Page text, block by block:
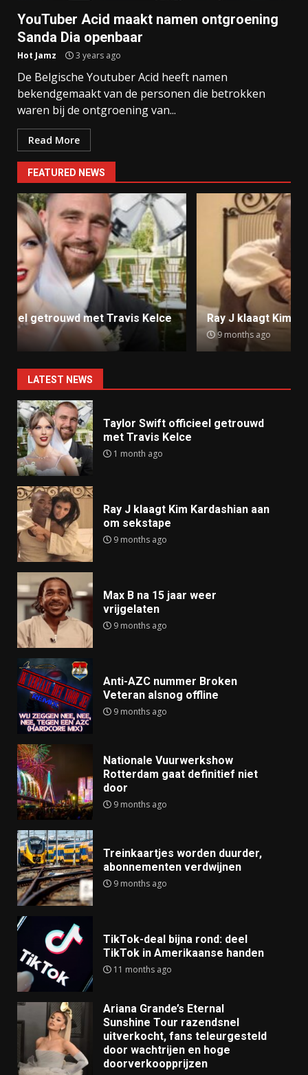
YouTuber Acid maakt namen ontgroening
Sanda Dia openbaar
Hot Jamz 3 years ago
De Belgische Youtuber Acid heeft namen
bekendgemaakt van de personen die betrokken
waren bij de ontgroening van...
Read More
FEATURED NEWS
Ray J klaagt Kim Kardashian aan om sekstape
9 months ago
LATEST NEWS
Taylor Swift officieel getrouwd
met Travis Kelce
1 month ago
Ray J klaagt Kim Kardashian aan
om sekstape
9 months ago
Max B na 15 jaar weer
vrijgelaten
9 months ago
Anti-AZC nummer Broken
Veteran alsnog offline
9 months ago
Nationale Vuurwerkshow
Rotterdam gaat definitief niet
door
9 months ago
Treinkaartjes worden duurder,
abonnementen verdwijnen
9 months ago
TikTok-deal bijna rond: deel
TikTok in Amerikaanse handen
11 months ago
Ariana Grande’s Eternal
Sunshine Tour razendsnel
uitverkocht, fans teleurgesteld
door wachtrijen en hoge
doorverkoopprijzen